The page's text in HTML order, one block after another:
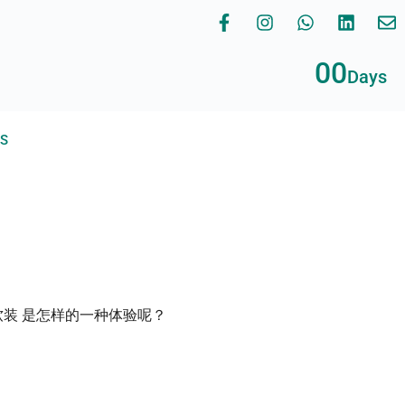
00Days
是怎样的一种体验呢？